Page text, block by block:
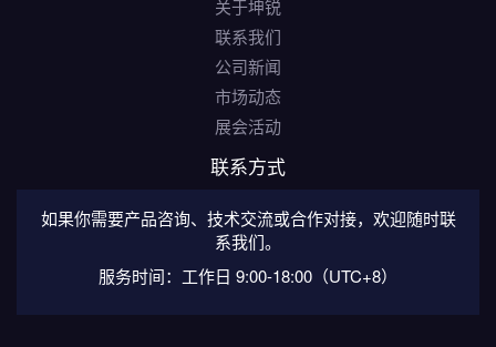
关于坤锐
联系我们
公司新闻
市场动态
展会活动
联系方式
如果你需要产品咨询、技术交流或合作对接，欢迎随时联
系我们。
服务时间：工作日 9:00-18:00（UTC+8）